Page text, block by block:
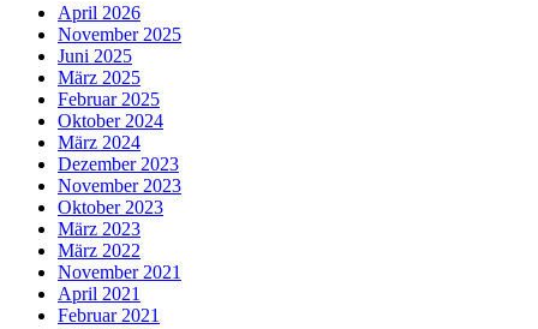
April 2026
November 2025
Juni 2025
März 2025
Februar 2025
Oktober 2024
März 2024
Dezember 2023
November 2023
Oktober 2023
März 2023
März 2022
November 2021
April 2021
Februar 2021